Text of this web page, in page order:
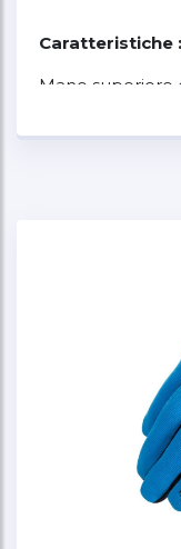
Caratteristiche :
Mano superiore
resistente e
Stampe
Chiusura a